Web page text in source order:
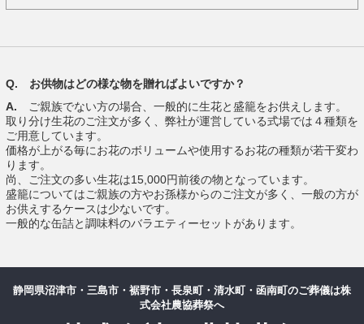
Q. お供物はどの様な物を贈ればよいですか？
A.
ご親族でない方の場合、一般的に生花と盛籠をお供えします。
取り分け生花のご注文が多く、弊社が運営している式場では４種類を
ご用意しています。
価格が上がる毎にお花のボリュームや使用するお花の種類が若干変わ
ります。
尚、ご注文の多い生花は15,000円前後の物となっています。
盛籠についてはご親族の方やお孫様からのご注文が多く、一般の方が
お供えするケースは少ないです。
一般的な缶詰と調味料のバラエティーセットがあります。
静岡県沼津市・三島市・裾野市・長泉町・清水町・函南町のご葬儀は株
式会社農協葬祭へ